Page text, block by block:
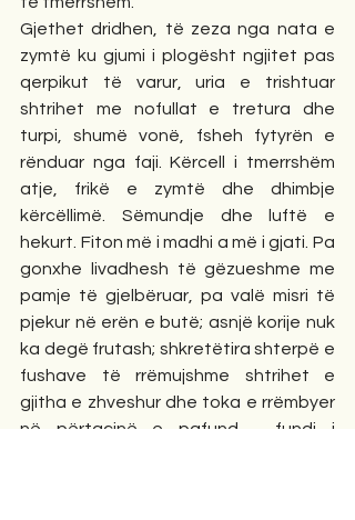
Gjethet dridhen, të zeza nga nata e
zymtë ku gjumi i plogësht ngjitet pas
qerpikut të varur, uria e trishtuar
shtrihet me nofullat e tretura dhe
turpi, shumë vonë, fsheh fytyrën e
rënduar nga faji. Kërcell i tmerrshëm
atje, frikë e zymtë dhe dhimbje
kërcëllimë. Sëmundje dhe luftë e
hekurt. Fiton më i madhi a më i gjati. Pa
gonxhe livadhesh të gëzueshme me
pamje të gjelbëruar, pa valë misri të
pjekur në erën e butë; asnjë korije nuk
ka degë frutash; shkretëtira shterpë e
fushave të rrëmujshme shtrihet e
gjitha e zhveshur dhe toka e rrëmbyer
në përtacinë e pafund - fundi i